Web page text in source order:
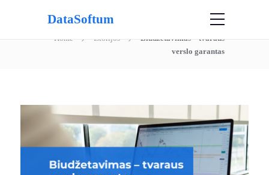
DataSoftumBlog Post
Home Istorijos
Biudžetavimas – tvaraus
verslo garantas